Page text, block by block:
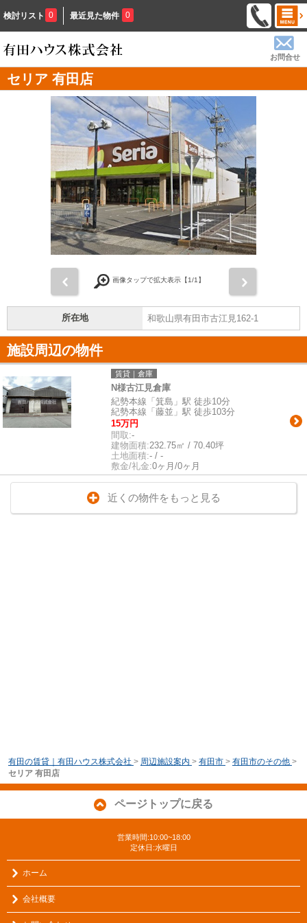
検討リスト 0 最近見た物件 0
お問合せ
セリア 有田店
画像タップで拡大表示【1/1】
所在地 和歌山県有田市古江見162-1
施設周辺の物件
賃貸｜倉庫
N様古江見倉庫
紀勢本線「箕島」駅 徒歩10分
紀勢本線「藤並」駅 徒歩103分
15万円
間取:-
建物面積:232.75㎡ / 70.40坪
土地面積:- / -
敷金/礼金:0ヶ月/0ヶ月
近くの物件をもっと見る
有田の賃貸｜有田ハウス株式会社 > 周辺施設案内 > 有田市 > 有田市のその他 >
セリア 有田店
ページトップに戻る
営業時間:10:00~18:00
定休日:水曜日
ホーム
会社概要